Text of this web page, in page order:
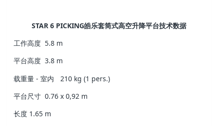
STAR 6 PICKING皓乐套筒式高空升降平台技术数据
工作高度 5.8 m
平台高度 3.8 m
载重量 - 室内
210 kg (1 pers.)
平台尺寸 0.76 x 0,92 m
长度 1.65 m